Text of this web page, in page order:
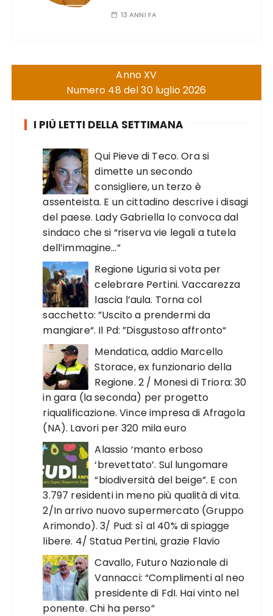
13 ANNI FA
Anno XV
Numero 48 del 30 luglio 2026
I PIÙ LETTI DELLA SETTIMANA
Qui Pieve di Teco. Ora si
dimette un secondo
consigliere, un terzo è
assenteista. E un cittadino descrive i disagi
del paese. Lady Gabriella lo convoca dal
sindaco che si “riserva vie legali a tutela
dell’immagine…”
Regione Liguria si vota per
celebrare Pertini. Vaccarezza
lascia l’aula. Torna col
sacchetto: ”Uscito a prendermi da
mangiare“. Il Pd: ”Disgustoso affronto“
Mendatica, addio Marcello
Storace, ex funzionario della
Regione. 2 / Monesi di Triora: 30
in gara (la seconda) per progetto
riqualificazione. Vince impresa di Afragola
(NA). Lavori per 320 mila euro
Alassio ‘manto erboso
‘brevettato’. Sul lungomare
“biodiversità del beige”. E con
3.797 residenti in meno più qualità di vita.
2/In arrivo nuovo supermercato (Gruppo
Arimondo). 3/ Pud: sì al 40% di spiagge
libere. 4/ Statua Pertini, grazie Flavio
Cavallo, Futuro Nazionale di
Vannacci: “Complimenti al neo
presidente di FdI. Hai vinto nel
ponente. Chi ha perso”